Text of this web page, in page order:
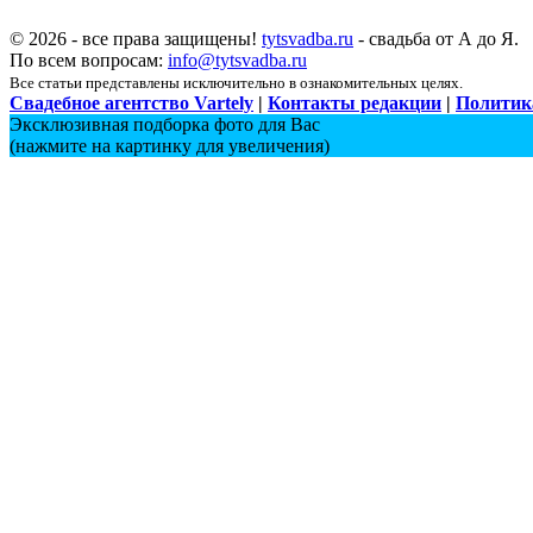
© 2026 - все права защищены! tytsvadba.ru - свадьба от А до Я.
По всем вопросам: info@tytsvadba.ru
Все статьи представлены исключительно в ознакомительных целях.
Свадебное агентство Vartely | Контакты редакции |
Эксклюзивная подборка фото для Вас
(нажмите на картинку для увеличения)